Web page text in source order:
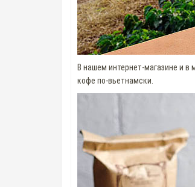
В нашем интернет-магазине и в
кофе по-вьетнамски.